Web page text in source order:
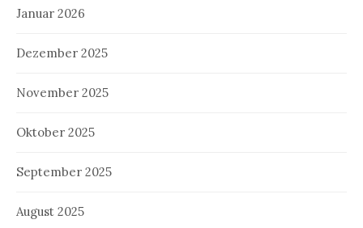
Januar 2026
Dezember 2025
November 2025
Oktober 2025
September 2025
August 2025